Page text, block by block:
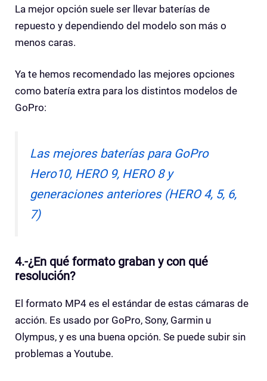
La mejor opción suele ser llevar baterías de
repuesto y dependiendo del modelo son más o
menos caras.
Ya te hemos recomendado las mejores opciones
como batería extra para los distintos modelos de
GoPro:
Las mejores baterías para GoPro
Hero10, HERO 9, HERO 8 y
generaciones anteriores (HERO 4, 5, 6,
7)
4.-¿En qué formato graban y con qué
resolución?
El formato MP4 es el estándar de estas cámaras de
acción. Es usado por GoPro, Sony, Garmin u
Olympus, y es una buena opción. Se puede subir sin
problemas a Youtube.